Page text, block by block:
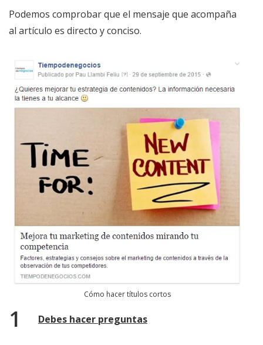
Podemos comprobar que el mensaje que acompaña
al artículo es directo y conciso.
Cómo hacer títulos cortos
Debes hacer preguntas